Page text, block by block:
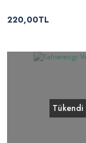
220,00TL
Tükendi